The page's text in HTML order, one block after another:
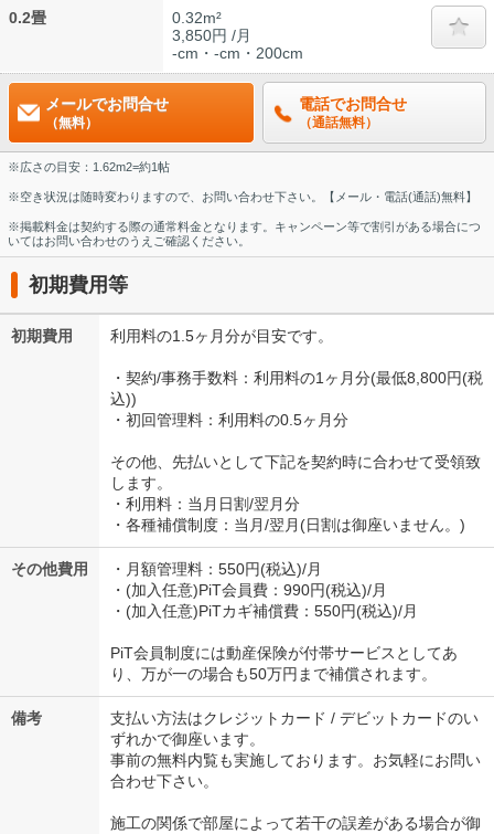
0.2畳
0.32m²
3,850円 /月
-cm・-cm・200cm
メールでお問合せ
（無料）
電話でお問合せ
（通話無料）
※広さの目安：1.62m2=約1帖
※空き状況は随時変わりますので、お問い合わせ下さい。【メール・電話(通話)無料】
※掲載料金は契約する際の通常料金となります。キャンペーン等で割引がある場合につ
いてはお問い合わせのうえご確認ください。
初期費用等
初期費用 利用料の1.5ヶ月分が目安です。
・契約/事務手数料：利用料の1ヶ月分(最低8,800円(税
込))
・初回管理料：利用料の0.5ヶ月分
その他、先払いとして下記を契約時に合わせて受領致
します。
・利用料：当月日割/翌月分
・各種補償制度：当月/翌月(日割は御座いません。)
その他費用
・月額管理料：550円(税込)/月
・(加入任意)PiT会員費：990円(税込)/月
・(加入任意)PiTカギ補償費：550円(税込)/月
PiT会員制度には動産保険が付帯サービスとしてあ
り、万が一の場合も50万円まで補償されます。
備考
支払い方法はクレジットカード / デビットカードのい
ずれかで御座います。
事前の無料内覧も実施しております。お気軽にお問い
合わせ下さい。
施工の関係で部屋によって若干の誤差がある場合が御